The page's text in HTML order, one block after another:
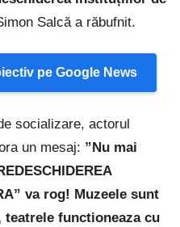
Salcă a răbufnit.
pe Google News
socializare, actorul
un mesaj: ”Nu mai
va rog! Muzeele sunt
teatrele functioneaza cu